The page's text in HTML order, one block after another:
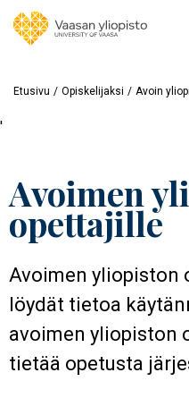
Etusivu Opiskelijaksi Avoin
'
Avoimen
opettajille
Avoimen yliopiston
löydät tietoa
avoimen yliopiston
tietää opetusta